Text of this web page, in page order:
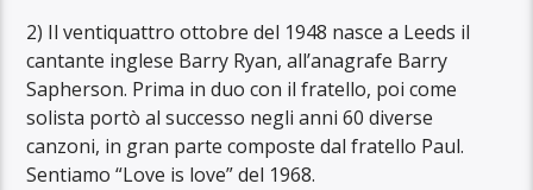
2) Il ventiquattro ottobre del 1948 nasce a Leeds il
cantante inglese Barry Ryan, all’anagrafe Barry
Sapherson. Prima in duo con il fratello, poi come
solista portò al successo negli anni 60 diverse
canzoni, in gran parte composte dal fratello Paul.
Sentiamo “Love is love” del 1968.